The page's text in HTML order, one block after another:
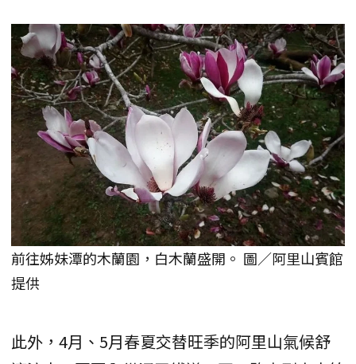
前往姊妹潭的木蘭園，白木蘭盛開。 圖／阿里山賓館
提供
此外，4月、5月春夏交替旺季的阿里山氣候舒